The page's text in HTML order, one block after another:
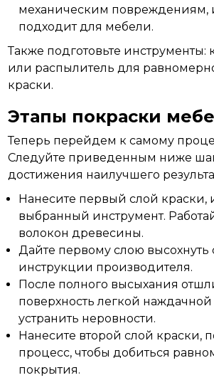
механическим повреждениям,
подходит для мебели.
Также подготовьте инструменты:
или распылительдля
краски.
Этапы покраски
Теперь перейдем к самому
Следуйте приведенным ниже
достижения наилучшего
Нанесите первый слой краски,
выбранный инструмент.
волокон древесины.
Дайте первому слою высохнуть
инструкции производителя.
После полного высыхания
поверхность легкой наждачной
устранить неровности.
Нанесите второй слой краски,
процесс, чтобы добиться
покрытия.